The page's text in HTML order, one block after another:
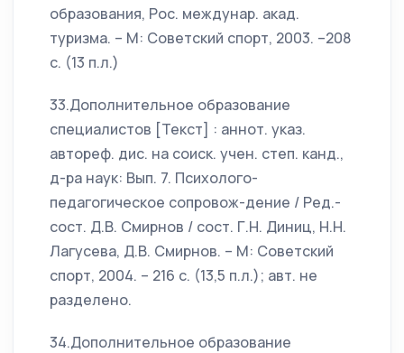
образования, Рос. междунар. акад.
туризма. – М: Советский спорт, 2003. –208
с. (13 п.л.)
33.Дополнительное образование
специалистов [Текст] : аннот. указ.
автореф. дис. на соиск. учен. степ. канд.,
д-ра наук: Вып. 7. Психолого-
педагогическое сопровож-дение / Ред.-
сост. Д.В. Смирнов / сост. Г.Н. Диниц, Н.Н.
Лагусева, Д.В. Смирнов. – М: Советский
спорт, 2004. – 216 с. (13,5 п.л.); авт. не
разделено.
34.Дополнительное образование